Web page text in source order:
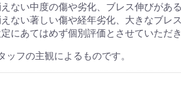
ない中度の傷や劣化、ブレス伸びがあ
ない著しい傷や経年劣化、大きなブレ
にあてはめず個別評価とさせていただき
フの主観によるものです。